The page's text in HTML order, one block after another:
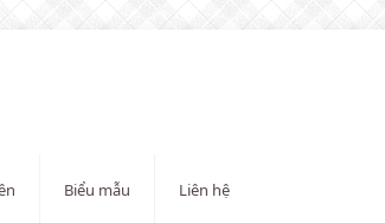
Biểu mẫu Liên hệ